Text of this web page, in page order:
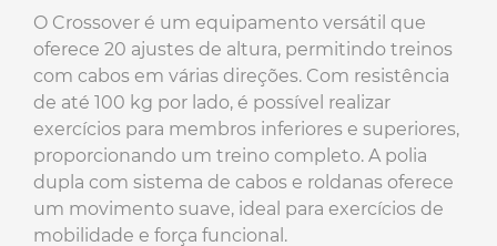
O Crossover é um equipamento versátil que
oferece 20 ajustes de altura, permitindo treinos
com cabos em várias direções. Com resistência
de até 100 kg por lado, é possível realizar
exercícios para membros inferiores e superiores,
proporcionando um treino completo. A polia
dupla com sistema de cabos e roldanas oferece
um movimento suave, ideal para exercícios de
mobilidade e força funcional.